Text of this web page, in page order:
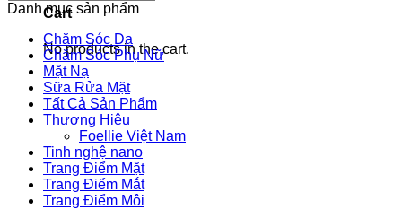
Cart
No products in the cart.
Danh mục sản phẩm
Chăm Sóc Da
Chăm Sóc Phụ Nữ
Mặt Nạ
Sữa Rửa Mặt
Tất Cả Sản Phẩm
Thương Hiệu
Foellie Việt Nam
Tinh nghệ nano
Trang Điểm Mặt
Trang Điểm Mắt
Trang Điểm Môi